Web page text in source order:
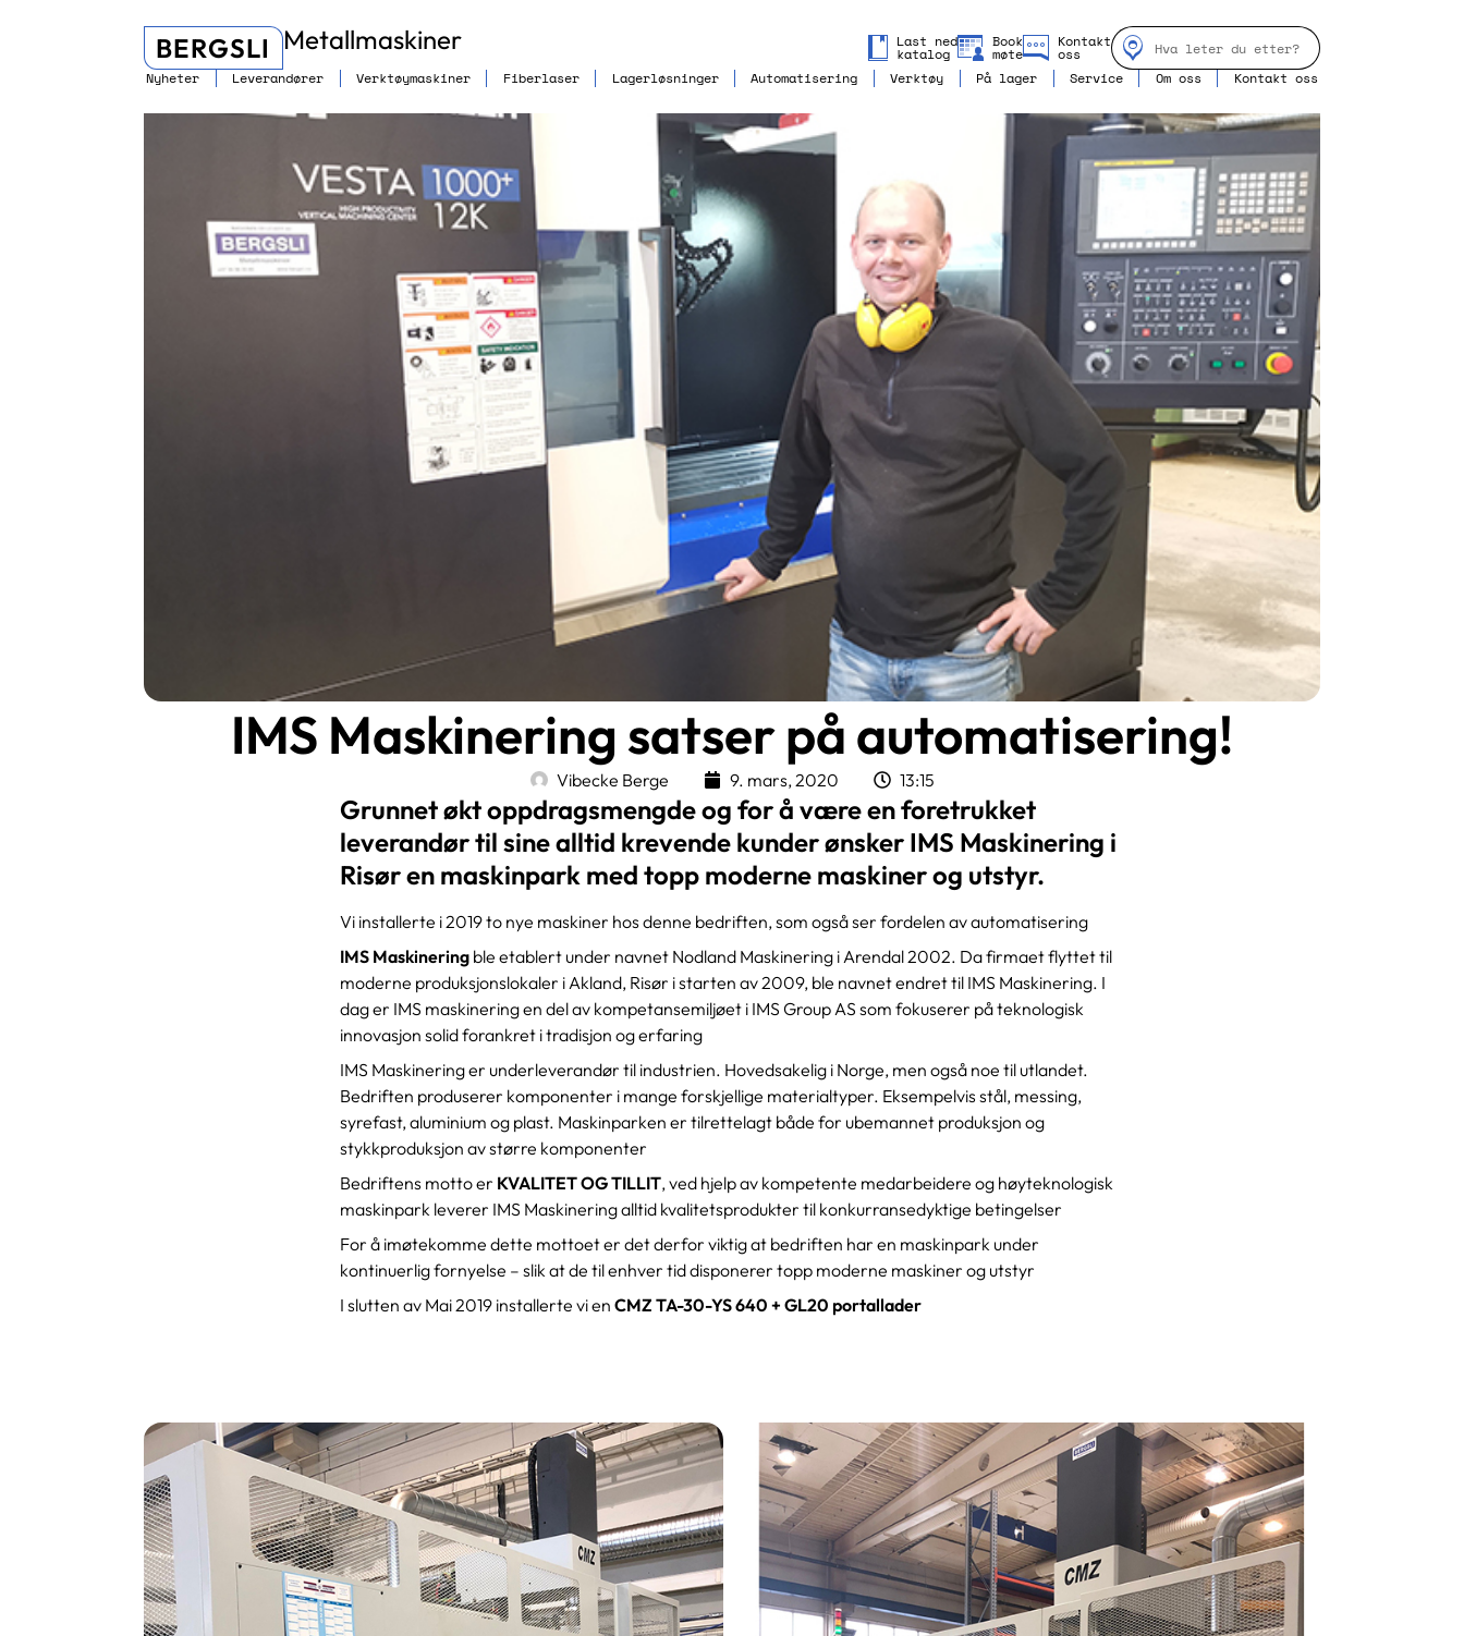
BERGSLI Metallmaskiner Last ned
katalog
Book
møte
Kontakt
oss
Nyheter
Leverandører Verktøymaskiner Fiberlaser Lagerløsninger Automatisering Verktøy På lager Service Om oss Kontakt oss
IMS Maskinering satser på automatisering!
Vibecke Berge 9. mars, 2020 13:15
Grunnet økt oppdragsmengde og for å være en foretrukket
leverandør til sine alltid krevende kunder ønsker IMS Maskinering i
Risør en maskinpark med topp moderne maskiner og utstyr.
Vi installerte i 2019 to nye maskiner hos denne bedriften, som også ser fordelen av automatisering
IMS Maskinering ble etablert under navnet Nodland Maskinering i Arendal 2002. Da firmaet flyttet til
moderne produksjonslokaler i Akland, Risør i starten av 2009, ble navnet endret til IMS Maskinering. I
dag er IMS maskinering en del av kompetansemiljøet i IMS Group AS som fokuserer på teknologisk
innovasjon solid forankret i tradisjon og erfaring
IMS Maskinering er underleverandør til industrien. Hovedsakelig i Norge, men også noe til utlandet.
Bedriften produserer komponenter i mange forskjellige materialtyper. Eksempelvis stål, messing,
syrefast, aluminium og plast. Maskinparken er tilrettelagt både for ubemannet produksjon og
stykkproduksjon av større komponenter
Bedriftens motto er KVALITET OG TILLIT, ved hjelp av kompetente medarbeidere og høyteknologisk
maskinpark leverer IMS Maskinering alltid kvalitetsprodukter til konkurransedyktige betingelser
For å imøtekomme dette mottoet er det derfor viktig at bedriften har en maskinpark under
kontinuerlig fornyelse – slik at de til enhver tid disponerer topp moderne maskiner og utstyr
I slutten av Mai 2019 installerte vi en CMZ TA-30-YS 640 + GL20 portallader